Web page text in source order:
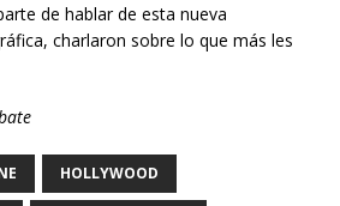
de hablar de esta nueva
charlaron sobre lo que más les
HOLLYWOOD